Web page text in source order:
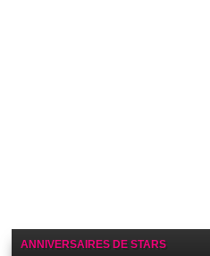
ANNIVERSAIRES DE STARS